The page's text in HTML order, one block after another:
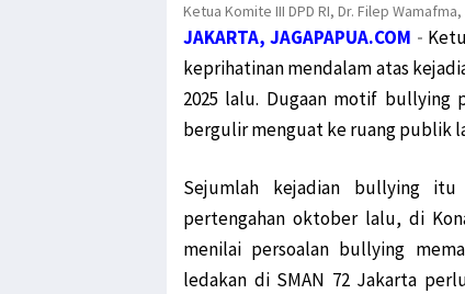
Ketua Komite III DPD RI, Dr. Filep Wamafma,
JAKARTA, JAGAPAPUA.COM -
keprihatinan mendalam atas
2025 lalu. Dugaan motif
bergulir menguat ke ruang publik
Sejumlah kejadian bullying
pertengahan oktober lalu, di
menilai persoalan bullying
ledakan di SMAN 72 Jakarta